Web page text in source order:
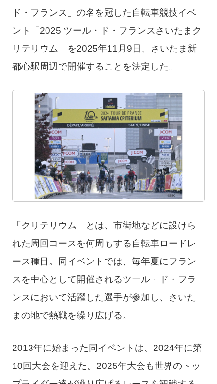
ド・フランス」の名を冠した自転車競技イベ
ント「2025 ツール・ド・フランスさいたまク
リテリウム」を2025年11月9日、さいたま新
都心駅周辺で開催することを決定した。
「クリテリウム」とは、市街地などに設けら
れた周回コースを何周もする自転車ロードレ
ース種目。同イベントでは、毎年夏にフラン
スを中心として開催されるツール・ド・フラ
ンスにおいて活躍した選手が参加し、さいた
まの地で熱戦を繰り広げる。
2013年に始まった同イベントは、2024年に第
10回大会を迎えた。2025年大会も世界のトッ